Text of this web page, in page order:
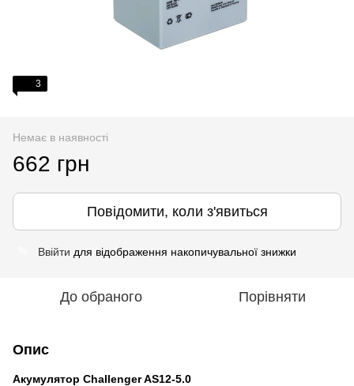
3
Немає в наявності
662 грн
Повідомити, коли з'явиться
Ввійти для відображення накопичувальної знижки
До обраного Порівняти
Опис
Акумулятор Challenger AS12-5.0